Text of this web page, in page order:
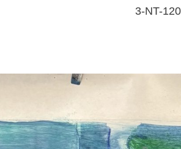
3-NT-